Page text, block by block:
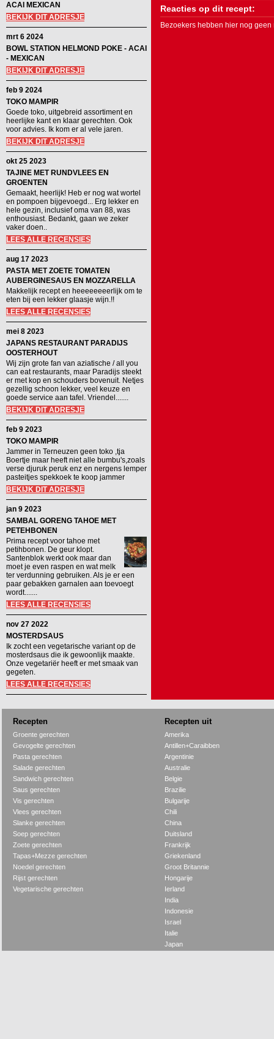
ACAI MEXICAN
BEKIJK DIT ADRESJE
mrt 6 2024
BOWL STATION HELMOND POKE - ACAI
- MEXICAN
BEKIJK DIT ADRESJE
feb 9 2024
TOKO MAMPIR
Goede toko, uitgebreid assortiment en
heerlijke kant en klaar gerechten. Ook
voor advies. Ik kom er al vele jaren.
BEKIJK DIT ADRESJE
okt 25 2023
TAJINE MET RUNDVLEES EN
GROENTEN
Gemaakt, heerlijk! Heb er nog wat wortel
en pompoen bijgevoegd... Erg lekker en
hele gezin, inclusief oma van 88, was
enthousiast. Bedankt, gaan we zeker
vaker doen..
LEES ALLE RECENSIES
aug 17 2023
PASTA MET ZOETE TOMATEN
AUBERGINESAUS EN MOZZARELLA
Makkelijk recept en heeeeeeeerlijk om te
eten bij een lekker glaasje wijn.!!
LEES ALLE RECENSIES
mei 8 2023
JAPANS RESTAURANT PARADIJS
OOSTERHOUT
Wij zijn grote fan van aziatische / all you
can eat restaurants, maar Paradijs steekt
er met kop en schouders bovenuit. Netjes
gezellig schoon lekker, veel keuze en
goede service aan tafel. Vriendel.......
BEKIJK DIT ADRESJE
feb 9 2023
TOKO MAMPIR
Jammer in Terneuzen geen toko ,tja
Boertje maar heeft niet alle bumbu's,zoals
verse djuruk peruk enz en nergens lemper
pasteitjes spekkoek te koop jammer
BEKIJK DIT ADRESJE
jan 9 2023
SAMBAL GORENG TAHOE MET
PETEHBONEN
Prima recept voor tahoe met
petihbonen. De geur klopt.
Santenblok werkt ook maar dan
moet je even raspen en wat melk
ter verdunning gebruiken. Als je er een
paar gebakken garnalen aan toevoegt
wordt.......
LEES ALLE RECENSIES
nov 27 2022
MOSTERDSAUS
Ik zocht een vegetarische variant op de
mosterdsaus die ik gewoonlijk maakte.
Onze vegetariër heeft er met smaak van
gegeten.
LEES ALLE RECENSIES
Reacties op dit recept:
Bezoekers hebben hier nog
Recepten Recepten uit
Groente gerechten
Gevogelte gerechten
Pasta gerechten
Salade gerechten
Sandwich gerechten
Saus gerechten
Vis gerechten
Vlees gerechten
Slanke gerechten
Soep gerechten
Zoete gerechten
Tapas+Mezze gerechten
Noedel gerechten
Rijst gerechten
Vegetarische gerechten
Amerika
Antillen+Caraibben
Argentinie
Australie
Belgie
Brazilie
Bulgarije
Chili
China
Duitsland
Frankrijk
Griekenland
Groot Britannie
Hongarije
Ierland
India
Indonesie
Israel
Italie
Japan